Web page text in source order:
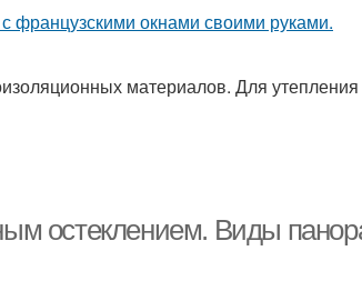
материалов. Для
остеклением. Виды